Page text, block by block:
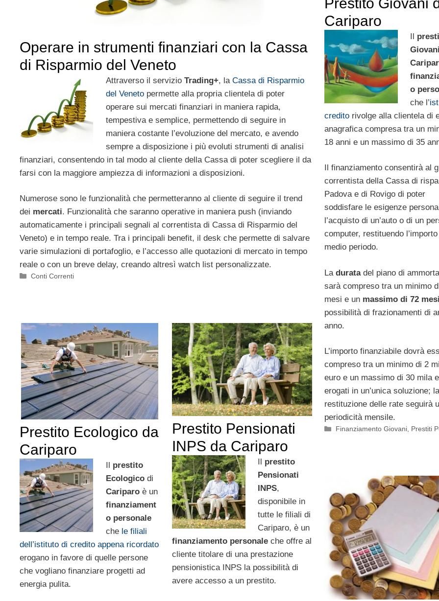
Operare in strumenti finanziari con la Cassa
di Risparmio del Veneto
Attraverso il servizio Trading+, la Cassa di Risparmio
del Venetopermette alla propria clientela di poter
operare sui mercati finanziari in maniera rapida,
tempestiva e semplice, permettendo di seguire in
maniera costante l’evoluzione del mercato, e avendo
sempre a disposizione i più evoluti strumenti di analisi
finanziari, consentendo in tal modo al cliente della Cassa di poter scegliere il da
farsi con la maggiore ampiezza di informazioni a disposizioni.
Numerose sono le funzionalità che permetteranno al cliente di seguire il trend
dei mercati. Funzionalità che saranno operative in maniera push (inviando
automaticamente i principali segnali al correntista di Cassa di Risparmio del
Veneto) e in tempo reale. Tra i principali benefit, il desk che permette di salvare
varie simulazioni di portafoglio, e l’accesso alle quotazioni di mercato in tempo
reale o con un breve delay, creando altresì watch list personalizzate.
Categorie
Conti Correnti
Cariparo
Il
o
che l’
credito rivolge alla clientela di
anagrafica compresa tra un
18 anni e un massimo di 35
Il finanziamento consentirà al
correntista della Cassa di
Padova e di Rovigo di poter
soddisfare le esigenze
l’acquisto di un’auto o di un
computer, restituendo
medio periodo.
La durata del piano di
sarà compreso tra un minimo
mesi e unmassimo di 72
possibilità di frazionamenti di
anno.
L’importo finanziabile dovrà
compreso tra un minimo di 2
euro e un massimo di 30 mila
erogati in un’unica soluzione; la
restituzione delle rate seguirà
periodicità mensile.
Categorie
Finanziamento Giovani, Prestiti
Prestito Ecologico da
Cariparo
Il prestito
Ecologicodi
Cariparo è un
finanziament
o personale
che le filiali
dell’istituto di credito appena ricordato
erogano in favore di quelle persone
che vogliano finanziare progetti ad
energia pulita.
Prestito Pensionati
INPS da Cariparo
Il prestito
Pensionati
INPS,
disponibile in
tutte le filiali di
Cariparo, è un
finanziamento personaleche offre al
cliente titolare di una prestazione
pensionistica INPS la possibilità di
avere accesso a un prestito.